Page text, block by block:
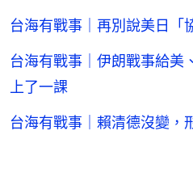
台海有戰事｜再別說美日「
台海有戰事｜伊朗戰事給美
上了一課
台海有戰事｜賴清德沒變，